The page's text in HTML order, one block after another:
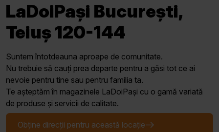
LaDoiPași București,
Teiuș 120-144
Suntem întotdeauna aproape de comunitate.
Nu trebuie să cauți prea departe pentru a găsi tot ce ai
nevoie pentru tine sau pentru familia ta.
Te așteptăm în magazinele LaDoiPași cu o gamă variată
de produse și servicii de calitate.
Obține direcții pentru această locație